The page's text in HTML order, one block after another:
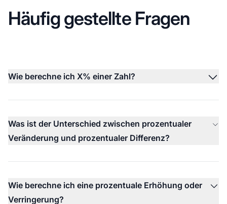
Häufig gestellte Fragen
Wie berechne ich X% einer Zahl?
Was ist der Unterschied zwischen prozentualer
Veränderung und prozentualer Differenz?
Wie berechne ich eine prozentuale Erhöhung oder
Verringerung?